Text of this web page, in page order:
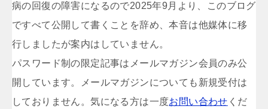
病の回復の障害になるので2025年9月より、このブログ
ですべて公開して書くことを辞め、本音は他媒体に移
行しましたが案内はしていません。
パスワード制の限定記事はメールマガジン会員のみ公
開しています。メールマガジンについても新規受付は
しておりません。気になる方は一度お問い合わせ くだ